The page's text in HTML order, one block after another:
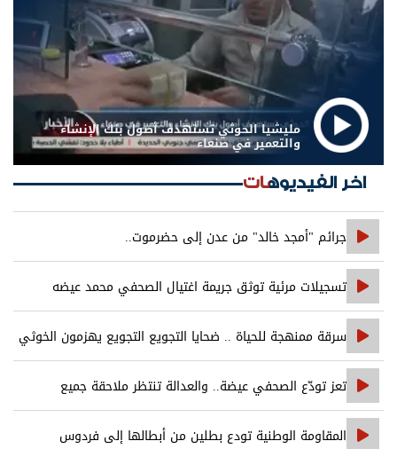
مليشيا الحوثي تستهدف أصول بنك الإنشاء
والتعمير في صنعاء
اخر الفيديوهات
جرائم "أمجد خالد" من عدن إلى حضرموت..
تسجيلات مرئية توثق جريمة اغتيال الصحفي محمد عيضه
سرقة ممنهجة للحياة .. ضحايا التجويع التجويع يهزمون الخوثي
تعز تودّع الصحفي عيضة.. والعدالة تنتظر ملاحقة جميع
المتورطين
المقاومة الوطنية تودع بطلين من أبطالها إلى فردوس